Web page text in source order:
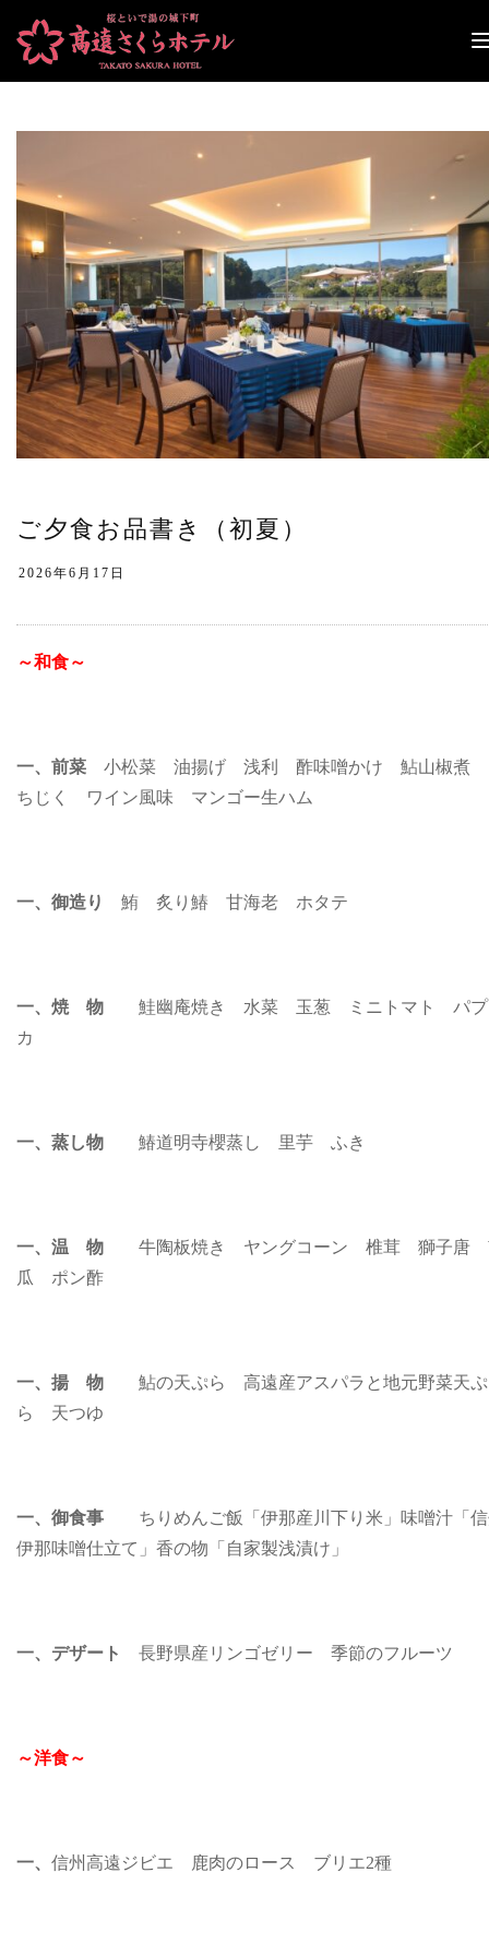
ナ
ゲ
り
替
ご夕食お品書き（初夏）
～和食～
一、前菜 小松菜 油揚げ 浅利 酢味噌かけ 鮎山椒煮
ちじく ワイン風味 マンゴー生ハム
一、御造り 鮪 炙り鰆 甘海老 ホタテ
一、焼 物 鮭幽庵焼き 水菜 玉葱 ミニトマト パプ
カ
一、蒸し物 鰆道明寺櫻蒸し 里芋 ふき
一、温 物 牛陶板焼き ヤングコーン 椎茸 獅子唐
瓜 ポン酢
一、揚 物 鮎の天ぷら 高遠産アスパラと地元野菜天ぷ
ら 天つゆ
一、御食事 ちりめんご飯「伊那産川下り米」味噌汁「
伊那味噌仕立て」香の物「自家製浅漬け」
一、デザート 長野県産リンゴゼリー 季節のフルーツ
～洋食～
一、 信州高遠ジビエ 鹿肉のロース ブリエ2種